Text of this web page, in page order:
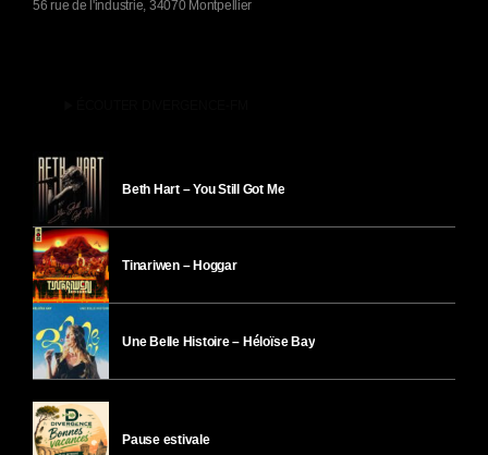
56 rue de l'industrie, 34070 Montpellier
Beth Hart – You Still Got Me
Tinariwen – Hoggar
Une Belle Histoire – Héloïse Bay
Pause estivale